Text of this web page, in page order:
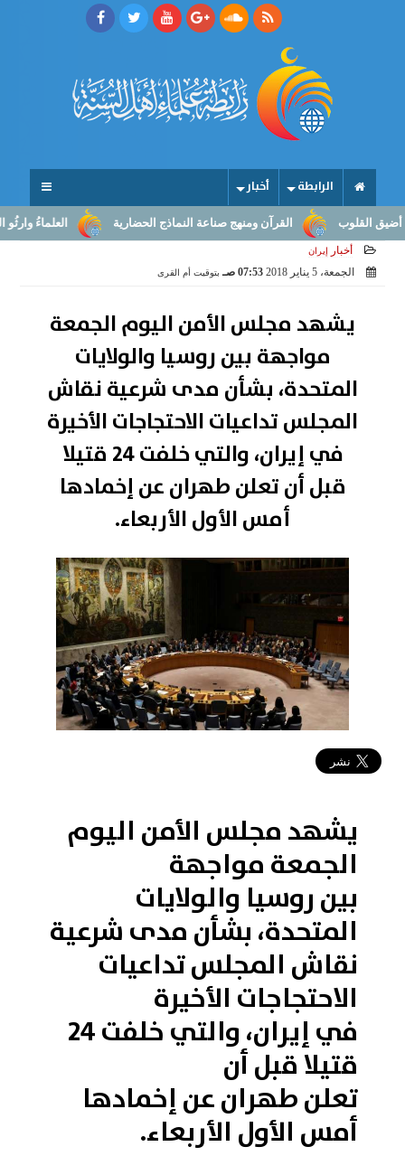
الرابطة أخبار
العلماءُ وارثُو النبوّة: القرآن ومنهج صناعة النماذج الحضارية
أخبار إيران
الجمعة، 5 يناير 2018 07:53 صـ بتوقيت أم القرى
يشهد مجلس الأمن اليوم الجمعة
مواجهة بين روسيا والولايات
المتحدة، بشأن مدى شرعية نقاش
المجلس تداعيات الاحتجاجات الأخيرة
في إيران، والتي خلفت 24 قتيلا
قبل أن تعلن طهران عن إخمادها
أمس الأول الأربعاء.
يشهد مجلس الأمن اليوم
الجمعة مواجهة
بين روسيا والولايات
المتحدة، بشأن مدى شرعية
نقاش المجلس تداعيات
الاحتجاجات الأخيرة
في إيران، والتي خلفت 24
قتيلا قبل أن
تعلن طهران عن إخمادها
أمس الأول الأربعاء.